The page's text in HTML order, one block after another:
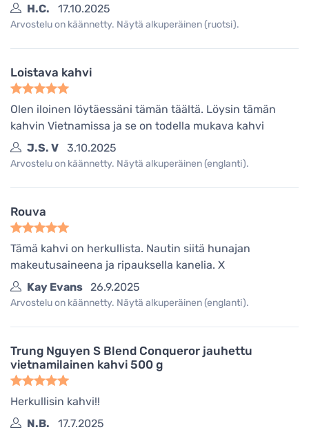
H.C.
17.10.2025
Arvostelu on käännetty. Näytä alkuperäinen (ruotsi).
Loistava kahvi
Olen iloinen löytäessäni tämän täältä. Löysin tämän
kahvin Vietnamissa ja se on todella mukava kahvi
J.S. V
3.10.2025
Arvostelu on käännetty. Näytä alkuperäinen (englanti).
Rouva
Tämä kahvi on herkullista. Nautin siitä hunajan
makeutusaineena ja ripauksella kanelia. X
Kay Evans 26.9.2025
Arvostelu on käännetty. Näytä alkuperäinen (englanti).
Trung Nguyen S Blend Conqueror jauhettu
vietnamilainen kahvi 500 g
Herkullisin kahvi!!
N.B.
17.7.2025